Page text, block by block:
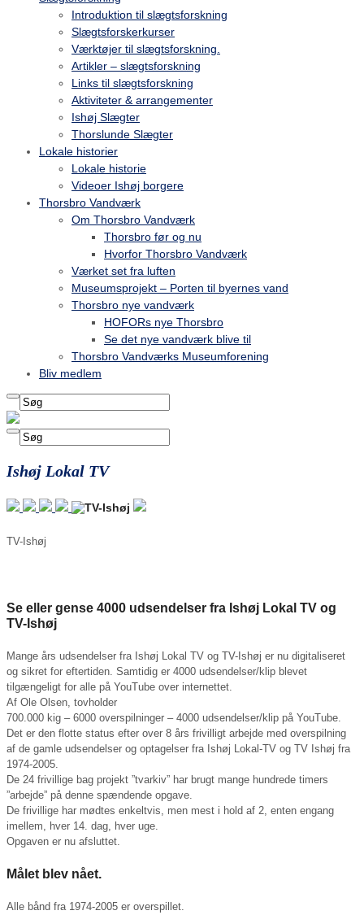
Introduktion til slægtsforskning
Slægtsforskerkurser
Værktøjer til slægtsforskning.
Artikler – slægtsforskning
Links til slægtsforskning
Aktiviteter & arrangementer
Ishøj Slægter
Thorslunde Slægter
Lokale historier
Lokale historie
Videoer Ishøj borgere
Thorsbro Vandværk
Om Thorsbro Vandværk
Thorsbro før og nu
Hvorfor Thorsbro Vandværk
Værket set fra luften
Museumsprojekt – Porten til byernes vand
Thorsbro nye vandværk
HOFORs nye Thorsbro
Se det nye vandværk blive til
Thorsbro Vandværks Museumforening
Bliv medlem
Ishøj Lokal TV
TV-Ishøj
Se eller gense 4000 udsendelser fra Ishøj Lokal TV og
TV-Ishøj
Mange års udsendelser fra Ishøj Lokal TV og TV-Ishøj er nu digitaliseret
og sikret for eftertiden. Samtidig er 4000 udsendelser/klip blevet
tilgængeligt for alle på YouTube over internettet.
Af Ole Olsen, tovholder
700.000 kig – 6000 overspilninger – 4000 udsendelser/klip på YouTube.
Det er den flotte status efter over 8 års frivilligt arbejde med overspilning
af de gamle udsendelser og optagelser fra Ishøj Lokal-TV og TV Ishøj fra
1974-2005.
De 24 frivillige bag projekt ”tvarkiv” har brugt mange hundrede timers
”arbejde” på denne spændende opgave.
De frivillige har mødtes enkeltvis, men mest i hold af 2, enten engang
imellem, hver 14. dag, hver uge.
Opgaven er nu afsluttet.
Målet blev nået.
Alle bånd fra 1974-2005 er overspillet.